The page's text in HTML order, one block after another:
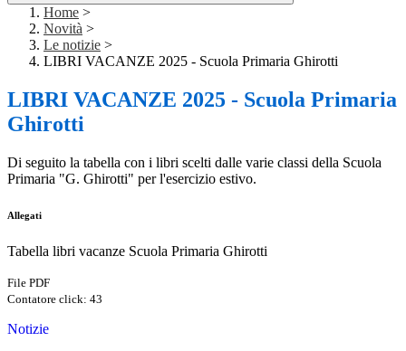
Home >
Novità >
Le notizie >
LIBRI VACANZE 2025 - Scuola Primaria Ghirotti
LIBRI VACANZE 2025 - Scuola Primaria
Ghirotti
Di seguito la tabella con i libri scelti dalle varie classi della Scuola
Primaria "G. Ghirotti" per l'esercizio estivo.
Allegati
Tabella libri vacanze Scuola Primaria Ghirotti
File PDF
Contatore click: 43
Notizie